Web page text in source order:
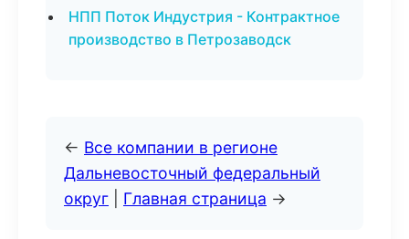
НПП Поток Индустрия - Контрактное
производство в Петрозаводск
← Все компании в регионе
Дальневосточный федеральный
округ
Главная страница →